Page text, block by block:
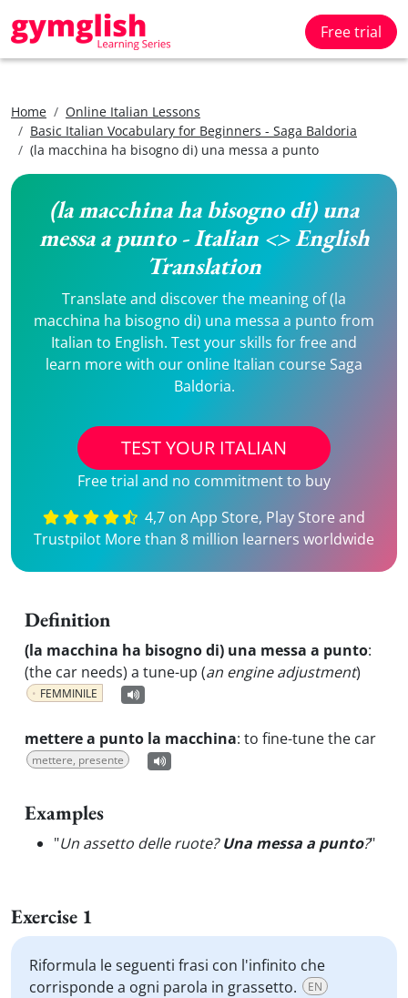
Free trial
Home
Online Italian Lessons
Basic Italian Vocabulary for Beginners - Saga Baldoria
(la macchina ha bisogno di) una messa a punto
(la macchina ha bisogno di) una
messa a punto - Italian <> English
Translation
Translate and discover the meaning of (la
macchina ha bisogno di) una messa a punto from
Italian to English. Test your skills for free and
learn more with our online Italian course Saga
Baldoria.
TEST YOUR ITALIAN
Free trial and no commitment to buy
4,7 on App Store, Play Store and
Trustpilot More than 8 million learners worldwide
Definition
(la macchina ha bisogno di) una messa a punto:
(the car needs) a tune-up (an engine adjustment)
FEMMINILE
mettere a punto la macchina: to fine-tune the car
mettere, presente
Examples
"Un assetto delle ruote?Una messa a punto?"
Exercise 1
Riformula le seguenti frasi con l'infinito che
corrisponde a ogni parola in grassetto.
EN